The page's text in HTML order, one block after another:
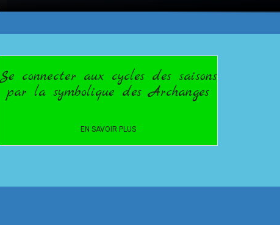
Se connecter aux cycles des saisons
par la symbolique des Archanges
EN SAVOIR PLUS